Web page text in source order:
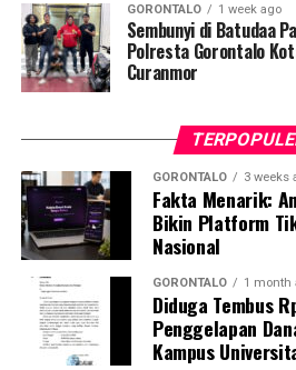
Selain sesi edukasi teknis,
meluncurkanBuku Panduan
Kegawatdaruratan Ibu Hamil pada
petunjuk praktis ini berfungsi
bagi kader dalam melakukan
pendampingan, hingga skenario
berisiko tinggi.
Dosen Pembimbing Lapangan
Kesehatan UNG menegaskan
kader berbasis komunitas
dalam mempercepat penurunan
(AKI) dan Angka Kematian Anak
GORONTALO 1 week ago
Sembunyi di Batudaa
Polresta Gorontalo
Curanmor
GORONTALO 3 weeks
Fakta Menarik:
Bikin Platform
Nasional
GORONTALO 1 month
Diduga Tembus
Penggelapan
Kampus